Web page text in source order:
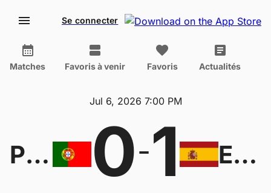
Se connecter
Matches Favoris à venir Favoris Actualités
Jul 6, 2026 7:00 PM
Portugal 0-1 Espagne